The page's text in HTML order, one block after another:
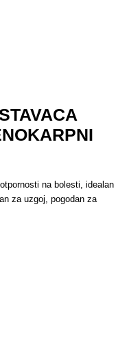
na bolesti, idealan
za uzgoj, pogodan za